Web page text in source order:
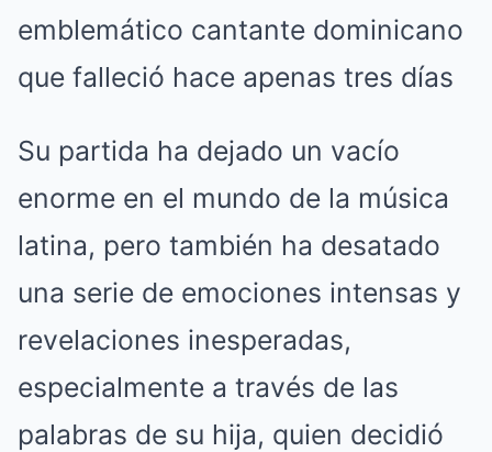
emblemático cantante dominicano
que falleció hace apenas tres días
Su partida ha dejado un vacío
enorme en el mundo de la música
latina, pero también ha desatado
una serie de emociones intensas y
revelaciones inesperadas,
especialmente a través de las
palabras de su hija, quien decidió